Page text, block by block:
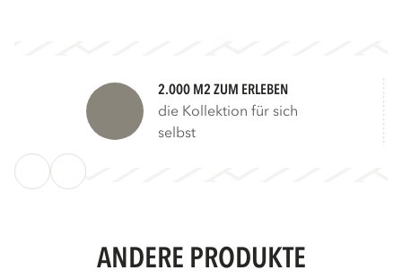
2.000 M2 ZUM ERLEBEN
die Kollektion für sich
selbst
ANDERE PRODUKTE